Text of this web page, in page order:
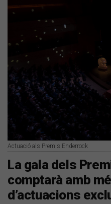
Actuació als Premis Enderrock
La gala dels
comptarà amb
d’actuacions